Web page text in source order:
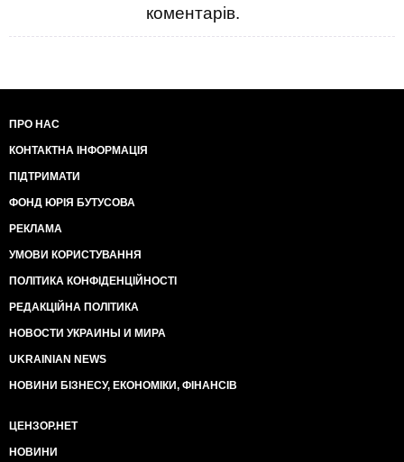
коментарів.
ПРО НАС
КОНТАКТНА ІНФОРМАЦІЯ
ПІДТРИМАТИ
ФОНД ЮРІЯ БУТУСОВА
РЕКЛАМА
УМОВИ КОРИСТУВАННЯ
ПОЛІТИКА КОНФІДЕНЦІЙНОСТІ
РЕДАКЦІЙНА ПОЛІТИКА
НОВОСТИ УКРАИНЫ И МИРА
UKRAINIAN NEWS
НОВИНИ БІЗНЕСУ, ЕКОНОМІКИ, ФІНАНСІВ
ЦЕНЗОР.НЕТ
НОВИНИ